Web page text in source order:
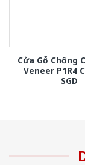
Cửa Gỗ Chống
Veneer P1R4
SGD